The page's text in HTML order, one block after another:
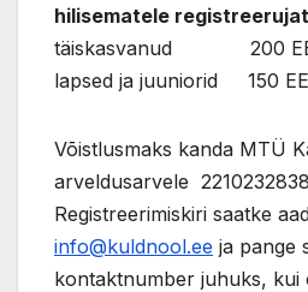
hilisematele
täiskasvanud 200
lapsed ja juuniorid 150
Võistlusmaks kanda MTÜ
arveldusarvele
Registreerimiskiri saatke
info@kuldnool.ee ja pange
kontaktnumber juhuks, kui